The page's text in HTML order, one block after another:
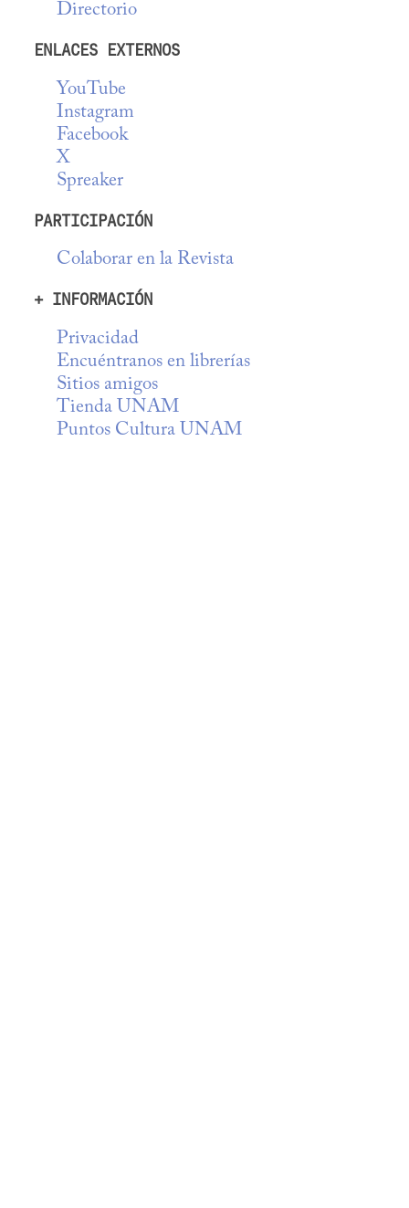
Directorio
ENLACES EXTERNOS
YouTube
Instagram
Facebook
X
Spreaker
PARTICIPACIÓN
Colaborar en la Revista
+ INFORMACIÓN
Privacidad
Encuéntranos en librerías
Sitios amigos
Tienda UNAM
Puntos Cultura UNAM